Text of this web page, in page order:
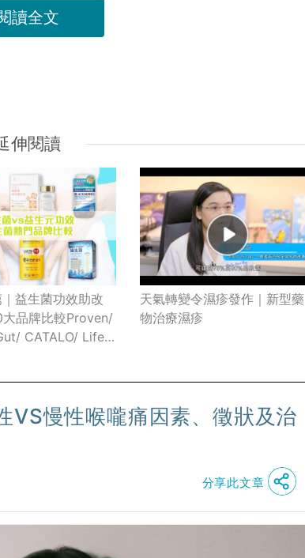
讀全文
伸閱讀
益生菌功效助改
大品牌比較Proven/
CATALO/ Life
天氣轉變令濕疹發作｜新型藥
物治療濕疹
VS慢性喉嚨痛因素、徵狀及治
分享此文章